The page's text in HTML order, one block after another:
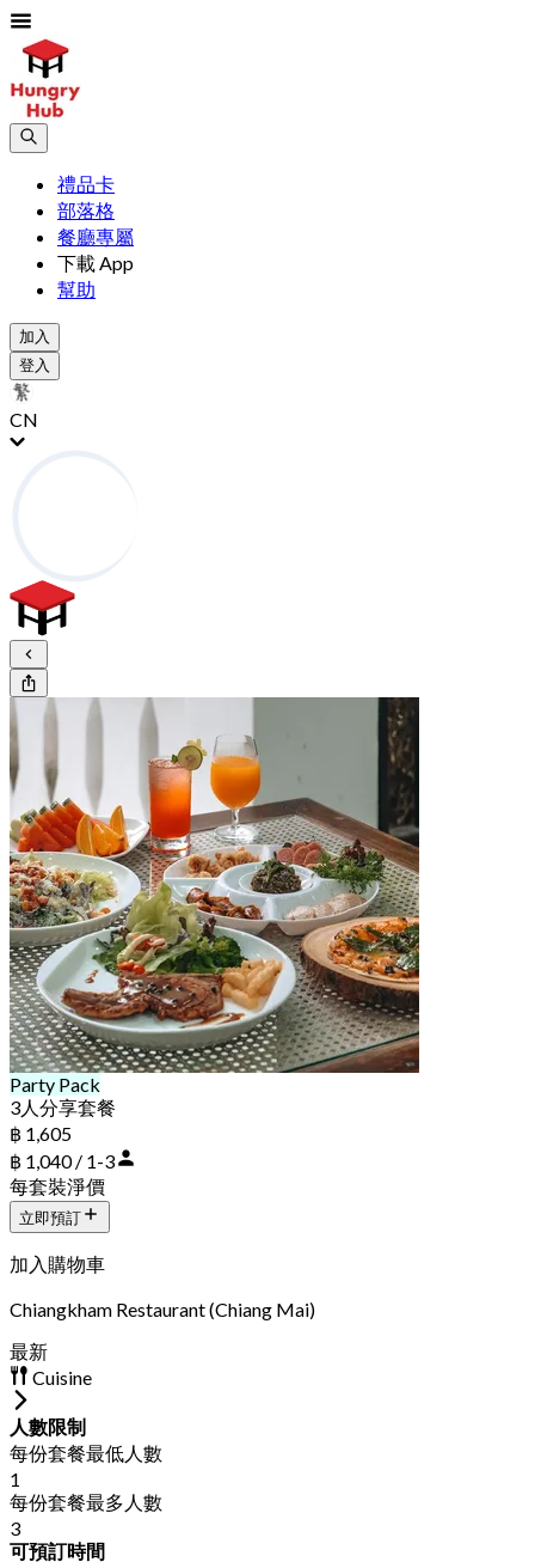
禮品卡
部落格
餐廳專屬
下載 App
幫助
加入
登入
CN
Party Pack
3人分享套餐
฿ 1,605
฿ 1,040 / 1-3
每套裝淨價
立即預訂
加入購物車
Chiangkham Restaurant (Chiang Mai)
最新
Cuisine
人數限制
每份套餐最低人數
1
每份套餐最多人數
3
可預訂時間